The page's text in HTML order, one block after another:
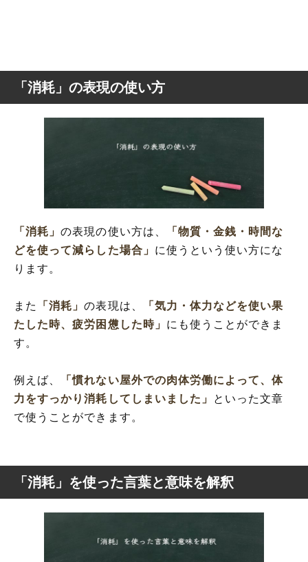
「消耗」の表現の使い方
「消耗」の表現の使い方は、
「物質・金銭・時間な
どを使って減らした場合」 に使うという使い方にな
ります。
また 「消耗」の表現は、
「気力・体力などを使い果
たした時、疲労困憊した時」 にも使うことができま
す。
例えば、
「慣れない屋外での肉体労働によって、体
力をすっかり消耗してしまいました」
といった文章
で使うことができます。
「消耗」を使った言葉と意味を解釈